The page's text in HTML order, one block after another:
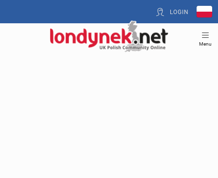
LOGIN
Menu